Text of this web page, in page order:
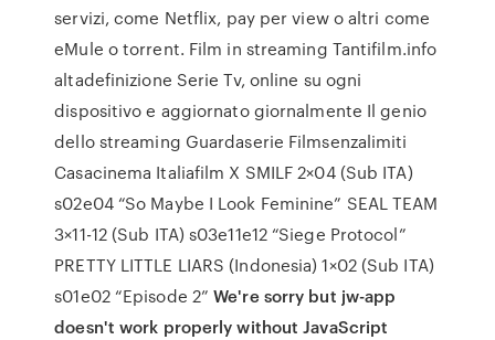
servizi, come Netflix, pay per view o altri come
eMule o torrent. Film in streaming Tantifilm.info
altadefinizione Serie Tv, online su ogni
dispositivo e aggiornato giornalmente Il genio
dello streaming Guardaserie Filmsenzalimiti
Casacinema Italiafilm X SMILF 2×04 (Sub ITA)
s02e04 “So Maybe I Look Feminine” SEAL TEAM
3×11-12 (Sub ITA) s03e11e12 “Siege Protocol”
PRETTY LITTLE LIARS (Indonesia) 1×02 (Sub ITA)
s01e02 “Episode 2”We're sorry but jw-app
doesn't work properly without JavaScript